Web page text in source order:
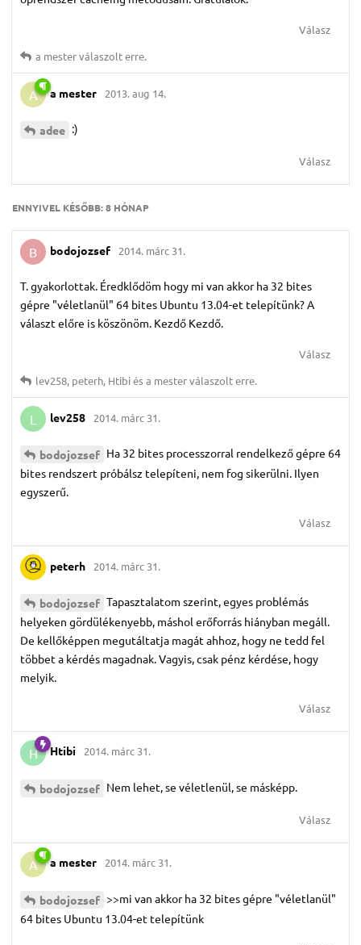
Válasz
a mesterválaszolt erre.
A a mester 2013. aug 14.
adee :)
Válasz
ENNYIVEL KÉSŐBB:8 HÓNAP
B bodojozsef 2014. márc 31.
T. gyakorlottak. Éredklődöm hogy mi van akkor ha 32 bites
gépre "véletlanül" 64 bites Ubuntu 13.04-et telepítünk? A
választ előre is köszönöm. Kezdő Kezdő.
Válasz
lev258, peterh, Htibiésa mesterválaszolt erre.
L lev258 2014. márc 31.
bodojozsef Ha 32 bites processzorral rendelkező gépre 64
bites rendszert próbálsz telepíteni, nem fog sikerülni. Ilyen
egyszerű.
Válasz
peterh 2014. márc 31.
bodojozsef Tapasztalatom szerint, egyes problémás
helyeken gördülékenyebb, máshol erőforrás hiányban megáll.
De kellőképpen megutáltatja magát ahhoz, hogy ne tedd fel
többet a kérdés magadnak. Vagyis, csak pénz kérdése, hogy
melyik.
Válasz
H Htibi 2014. márc 31.
bodojozsef Nem lehet, se véletlenül, se másképp.
Válasz
A a mester 2014. márc 31.
bodojozsef >>mi van akkor ha 32 bites gépre "véletlanül"
64 bites Ubuntu 13.04-et telepítünk